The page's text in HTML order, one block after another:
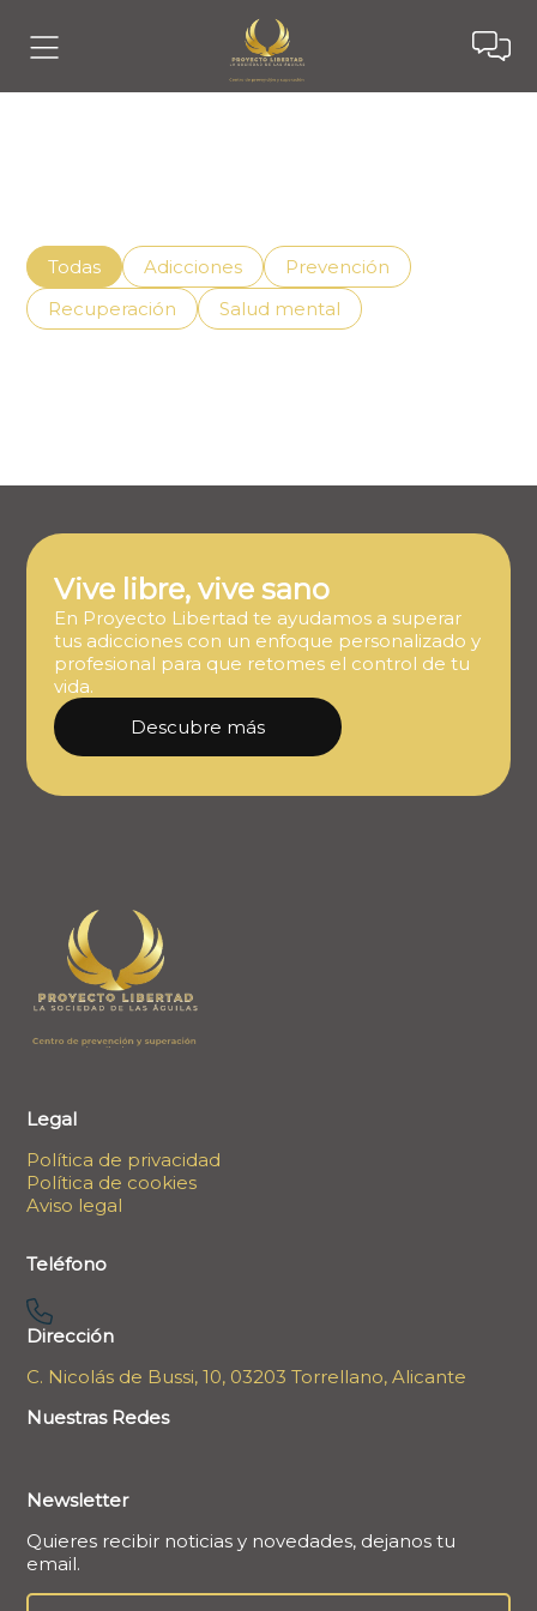
Todas Adicciones
Prevención
Recuperación
Salud mental
Vive libre, vive sano
En Proyecto Libertad te ayudamos a superar
tus adicciones con un enfoque personalizado y
profesional para que retomes el control de tu
vida.
Descubre más
Legal
Política de privacidad
Política de cookies
Aviso legal
Teléfono
Dirección
C. Nicolás de Bussi, 10, 03203 Torrellano, Alicante
Nuestras Redes
Newsletter
Quieres recibir noticias y novedades, dejanos tu
email.